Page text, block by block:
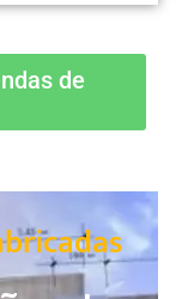
de